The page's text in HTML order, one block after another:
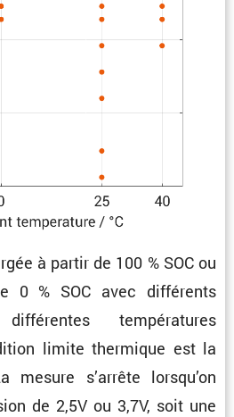
à partir de 100 % SOC ou
0 % SOC avec diffé­rents
tempé­ra­tures
limite thermique est la
mesure s’arrête lorsqu’on
de 2,5V ou 3,7V, soit une